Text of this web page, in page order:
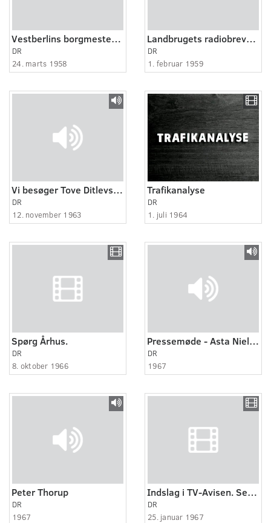
Vestberlins borgmester Willy Brandt i samtale med lektor Moe.
DR
24. marts 1958
Landbrugets radiobrevkasse
DR
1. februar 1959
Vi besøger Tove Ditlevsen
DR
12. november 1963
Trafikanalyse
DR
1. juli 1964
Spørg Århus.
DR
8. oktober 1966
Pressemøde - Asta Nielsen
DR
1967
Peter Thorup
DR
1967
Indslag i TV-Avisen. Set og Sagt. Viola Nørløv.
DR
25. januar 1967